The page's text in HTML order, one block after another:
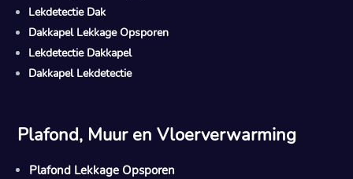
Lekdetectie Dak
Dakkapel Lekkage Opsporen
Lekdetectie Dakkapel
Dakkapel Lekdetectie
Plafond, Muur en Vloerverwarming
Plafond Lekkage Opsporen